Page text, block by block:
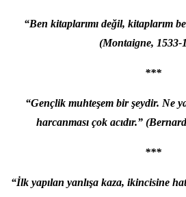
“Ben kitaplarımı değil, kitaplarım
(Montaigne, 1533-
***
“Gençlik muhteşem bir şeydir. Ne
harcanması çok acıdır.”
***
“İlk yapılan yanlışa kaza, ikincisine